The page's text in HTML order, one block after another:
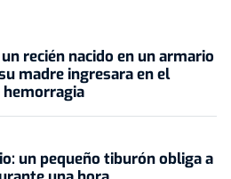
recién nacido en un armario
madre ingresara en el
un pequeño tiburón obliga a